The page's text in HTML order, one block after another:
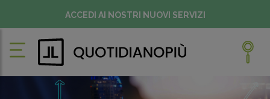
ACCEDI AI NOSTRI NUOVI SERVIZI